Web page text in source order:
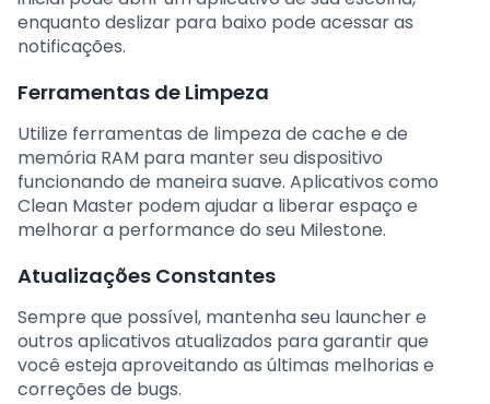
enquanto deslizar para baixo pode acessar as
notificações.
Ferramentas de Limpeza
Utilize ferramentas de limpeza de cache e de
memória RAM para manter seu dispositivo
funcionando de maneira suave. Aplicativos como
Clean Master podem ajudar a liberar espaço e
melhorar a performance do seu Milestone.
Atualizações Constantes
Sempre que possível, mantenha seu launcher e
outros aplicativos atualizados para garantir que
você esteja aproveitando as últimas melhorias e
correções de bugs.